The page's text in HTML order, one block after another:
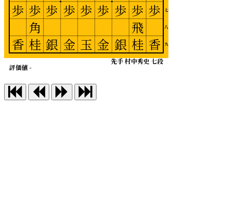
七
八
九
先手 村中秀史 七段
評価値 -
歩
香
歩
飛
桂
歩
銀
歩
金
歩
玉
歩
金
歩
銀
歩
角
桂
歩
香